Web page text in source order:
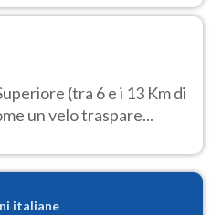
(tra 6 e i 13 Km di
un velo traspare...
italiane